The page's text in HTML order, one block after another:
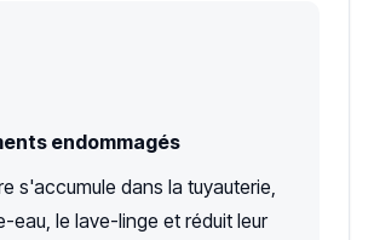
endommagés
s'accumule dans la tuyauterie,
eau, le lave-linge et réduit leur